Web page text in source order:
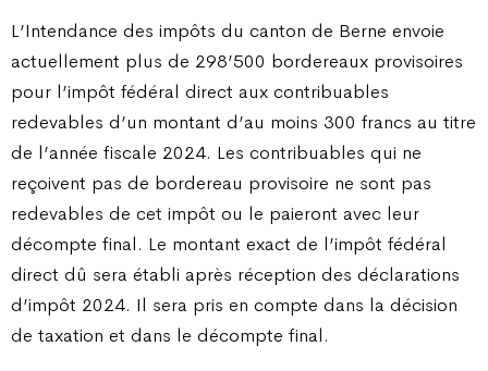
L’Intendance des impôts du canton de Berne envoie
actuellement plus de 298’500 bordereaux provisoires
pour l’impôt fédéral direct aux contribuables
redevables d’un montant d’au moins 300 francs au titre
de l’année fiscale 2024. Les contribuables qui ne
reçoivent pas de bordereau provisoire ne sont pas
redevables de cet impôt ou le paieront avec leur
décompte final. Le montant exact de l’impôt fédéral
direct dû sera établi après réception des déclarations
d’impôt 2024. Il sera pris en compte dans la décision
de taxation et dans le décompte final.